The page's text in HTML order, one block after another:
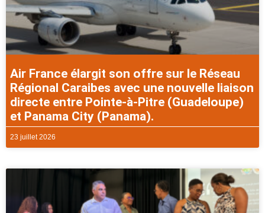
Air France élargit son offre sur le Réseau
Régional Caraibes avec une nouvelle liaison
directe entre Pointe-à-Pitre (Guadeloupe)
et Panama City (Panama).
23 juillet 2026